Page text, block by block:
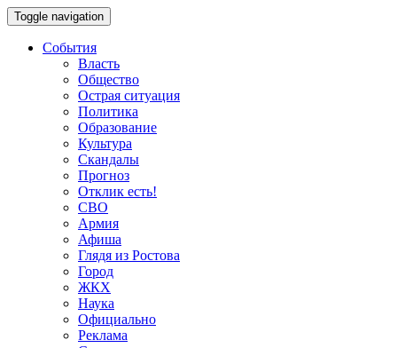
Toggle navigation
События
Власть
Общество
Острая ситуация
Политика
Образование
Культура
Скандалы
Прогноз
Отклик есть!
СВО
Армия
Афиша
Глядя из Ростова
Город
ЖКХ
Наука
Официально
Реклама